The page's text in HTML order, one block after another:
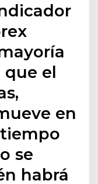
que el
en
se
habrá